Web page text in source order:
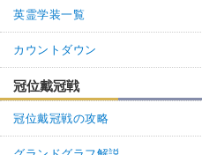
英霊学装一覧
カウントダウン
冠位戴冠戦
冠位戴冠戦の攻略